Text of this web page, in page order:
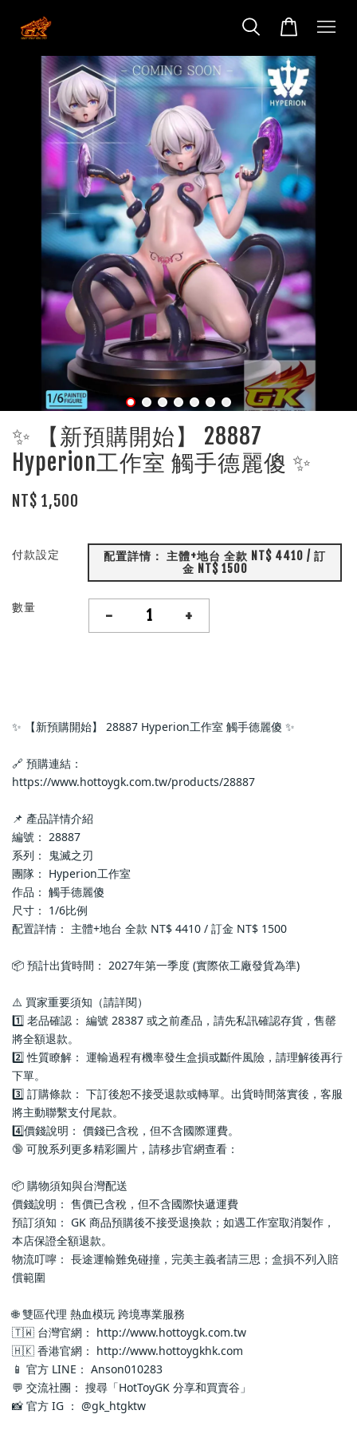
✨ 【新預購開始】 28887
Hyperion工作室 觸手德麗傻 ✨
NT$ 1,500
付款設定
配置詳情： 主體+地台 全款 NT$ 4410 / 訂
金 NT$ 1500
數量 - +
✨ 【新預購開始】 28887 Hyperion工作室 觸手德麗傻 ✨
🔗 預購連結：
https://www.hottoygk.com.tw/products/28887
📌 產品詳情介紹
編號： 28887
系列： 鬼滅之刃
團隊： Hyperion工作室
作品： 觸手德麗傻
尺寸： 1/6比例
配置詳情： 主體+地台 全款 NT$ 4410 / 訂金 NT$ 1500
📦 預計出貨時間： 2027年第一季度 (實際依工廠發貨為準)
⚠️ 買家重要須知（請詳閱）
1️⃣ 老品確認： 編號 28387 或之前產品，請先私訊確認存貨，售罄
將全額退款。
2️⃣ 性質瞭解： 運輸過程有機率發生盒損或斷件風險，請理解後再行
下單。
3️⃣ 訂購條款： 下訂後恕不接受退款或轉單。出貨時間落實後，客服
將主動聯繫支付尾款。
4️⃣價錢說明： 價錢已含稅，但不含國際運費。
🔞 可脫系列更多精彩圖片，請移步官網查看：
📦 購物須知與台灣配送
價錢說明： 售價已含稅，但不含國際快遞運費
預訂須知： GK 商品預購後不接受退換款；如遇工作室取消製作，
本店保證全額退款。
物流叮嚀： 長途運輸難免碰撞，完美主義者請三思；盒損不列入賠
償範圍
🌐 雙區代理 熱血模玩 跨境專業服務
🇹🇼 台灣官網： http://www.hottoygk.com.tw
🇭🇰 香港官網： http://www.hottoygkhk.com
📱 官方 LINE： Anson010283
💬 交流社團： 搜尋「HotToyGK 分享和買賣谷」
📸 官方 IG ： @gk_htgktw